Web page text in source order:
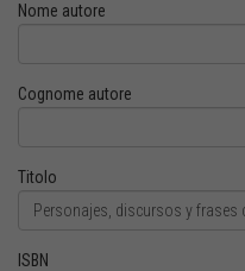
Nome autore
Cognome autore
Titolo
ISBN